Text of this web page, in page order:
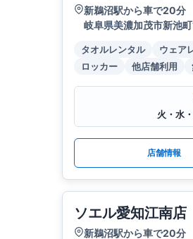
新鵜沼駅から車で20分
岐阜県美濃加茂市新池
タオルレンタル ウェア
ロッカー
他店舗利用
火・水
店舗情報
ソエル愛知江南店
新鵜沼駅から車で20分